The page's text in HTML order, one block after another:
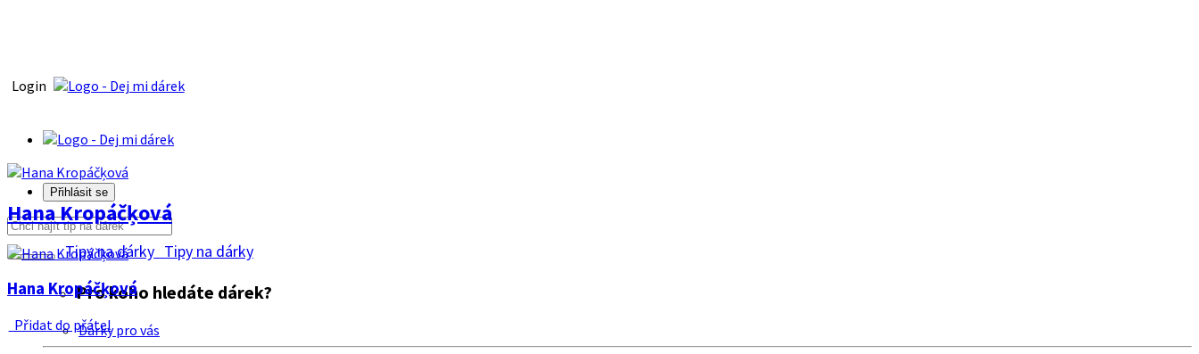
Login
Přihlásit se
Tipy na dárky Tipy na dárky
Pro koho hledáte dárek?
Dárky pro vás
Hana Kropáčķová
Hana Kropáčķová
Přidat do přátel